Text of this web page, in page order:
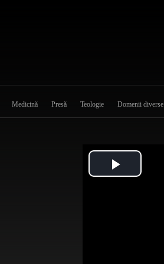
Medicină Presă Teologie Domenii diverse
Play